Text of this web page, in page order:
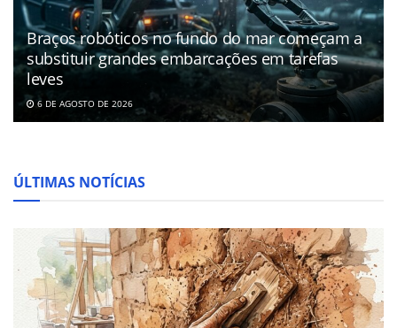
Braços robóticos no fundo do mar começam a
substituir grandes embarcações em tarefas
leves
6 DE AGOSTO DE 2026
ÚLTIMAS NOTÍCIAS